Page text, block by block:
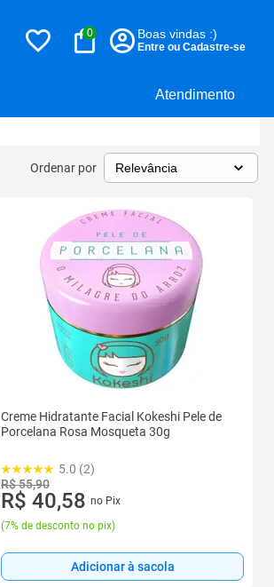
Atendimento
0 Boas vindas :)
Entre ou Cadastre-se
Ordenar por
Creme Hidratante Facial Kokeshi Pele de
Porcelana Rosa Mosqueta 30g
5.0 (2)
R$ 55,90
R$ 40,58 no Pix
(7% de desconto no pix)
Adicionar à sacola